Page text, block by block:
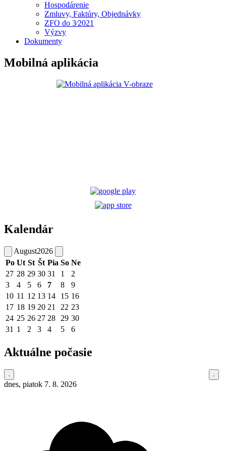
Hospodárenie
Zmluvy, Faktúry, Objednávky
ZFO do 3⁄2021
Výzvy
Dokumenty
Mobilná aplikácia
Kalendár
August2026
Po Ut St Št Pia So Ne
27 28 29 30 31 1
2
3
4 5 6 7 8
9
10 11 12 13 14 15 16
17 18 19 20 21 22 23
24 25 26 27 28 29 30
31 1 2 3 4 5 6
Aktuálne počasie
dnes, piatok 7. 8. 2026